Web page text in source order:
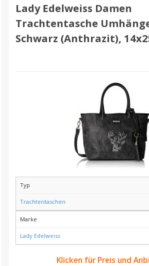
Lady Edelweiss Damen
Trachtentasche
Schwarz (Anthrazit),
Typ
Trachtentaschen
Marke
Lady Edelweiss
Klicken für Preis und